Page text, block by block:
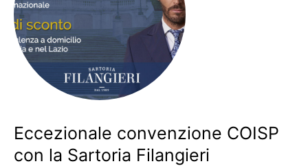
Eccezionale convenzione COISP
con la Sartoria Filangieri